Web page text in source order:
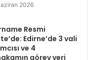
2026
Resmi
Edirne’de 3 vali
ve 4
görev yeri